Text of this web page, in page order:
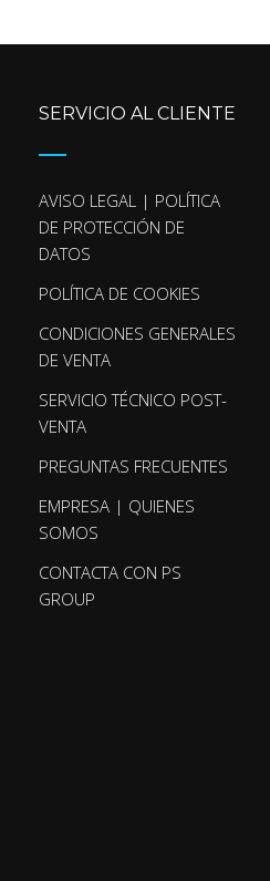
SERVICIO AL CLIENTE
AVISO LEGAL | POLÍTICA
DE PROTECCIÓN DE
DATOS
POLÍTICA DE COOKIES
CONDICIONES GENERALES
DE VENTA
SERVICIO TÉCNICO POST-
VENTA
PREGUNTAS FRECUENTES
EMPRESA | QUIENES
SOMOS
CONTACTA CON PS
GROUP